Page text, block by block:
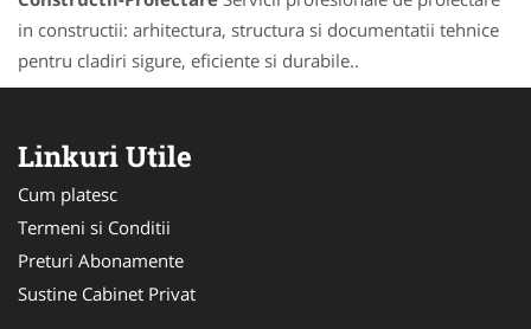
in constructii: arhitectura, structura si documentatii tehnice
pentru cladiri sigure, eficiente si durabile..
Linkuri Utile
Cum platesc
Termeni si Conditii
Preturi Abonamente
Sustine Cabinet Privat